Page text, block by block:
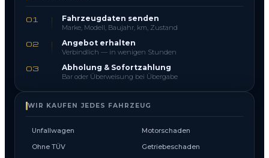
01 Fahrzeugdaten senden
Marke, Modell, Baujahr, km, Zustand
02 Angebot erhalten
Verbindlich — in wenigen Stunden
03 Abholung & Sofortzahlung
Bar oder Überweisung bei Übergabe
WIR KAUFEN JEDES FAHRZEUG
Unfallwagen
Motorschaden
Ohne TÜV
Getriebeschaden